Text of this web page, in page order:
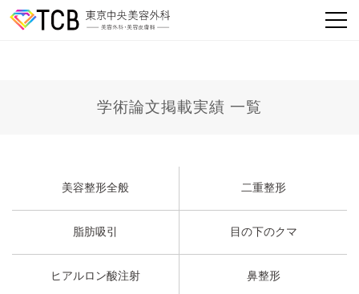
学術論文掲載実績 一覧
美容整形全般 二重整形
脂肪吸引 目の下のクマ
ヒアルロン酸注射 鼻整形